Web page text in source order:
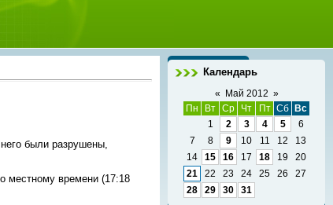
были разрушены,
местному времени (17:18
Календарь
« Май 2012 »
Пн
Вт Ср Чт Пт Сб
Вс
1
2 3 4 5
6
7
8 9 10 11 12
13
14
15 16 17 18 19
20
21
22 23 24 25 26
27
28
29 30 31